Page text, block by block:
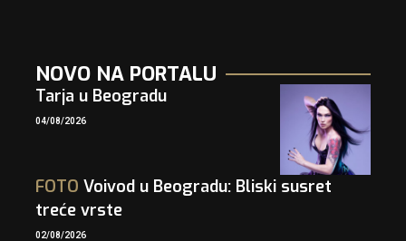
NOVO NA PORTALU
Tarja u Beogradu
04/08/2026
FOTO Voivod u Beogradu: Bliski susret
treće vrste
02/08/2026